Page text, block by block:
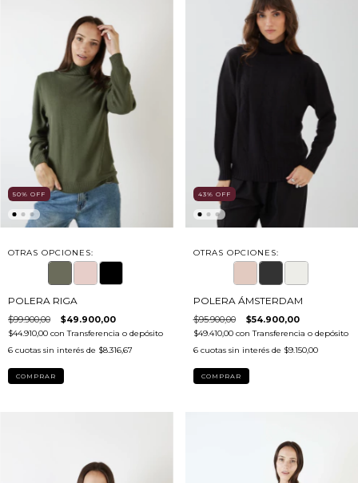
50% OFF
OTRAS OPCIONES:
POLERA RIGA
$99.900,00 $49.900,00
$44.910,00 con Transferencia o depósito
6 cuotas sin interés de $8.316,67
COMPRAR
43% OFF
OTRAS OPCIONES:
POLERA ÁMSTERDAM
$95.900,00 $54.900,00
$49.410,00 con Transferencia o depósito
6 cuotas sin interés de $9.150,00
COMPRAR